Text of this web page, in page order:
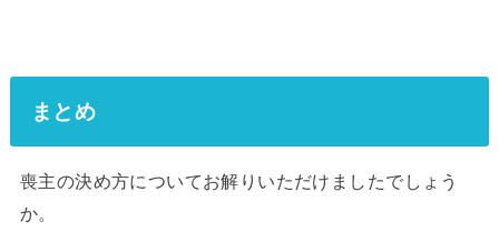
まとめ
喪主の決め方についてお解りいただけましたでしょう
か。